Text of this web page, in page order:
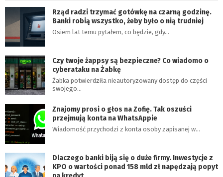
Rząd radzi trzymać gotówkę na czarną godzinę.
Banki robią wszystko, żeby było o nią trudniej
Osiem lat temu pytałem, co będzie, gdy…
Czy twoje żappsy są bezpieczne? Co wiadomo o
cyberataku na Żabkę
Żabka potwierdziła nieautoryzowany dostęp do części
swojego…
Znajomy prosi o głos na Zofię. Tak oszuści
przejmują konta na WhatsAppie
Wiadomość przychodzi z konta osoby zapisanej w…
Dlaczego banki biją się o duże firmy. Inwestycje z
KPO o wartości ponad 158 mld zł napędzają popyt